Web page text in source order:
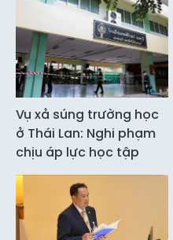
Vụ xả súng trường học
ở Thái Lan: Nghi phạm
chịu áp lực học tập